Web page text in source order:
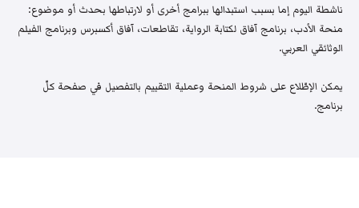
ناشطة اليوم إما بسبب استبدالها ببرامج أخرى أو لارتباطها بحدث أو موضوع:
منحة الأدب، برنامج آفاق لكتابة الرواية، تقاطعات، آفاق أكسبرس وبرنامج الفيلم
الوثائقي العربي.
يمكن الإطّلاع على شروط المنحة وعملية التقييم بالتفصيل في صفحة كلّ
برنامج.